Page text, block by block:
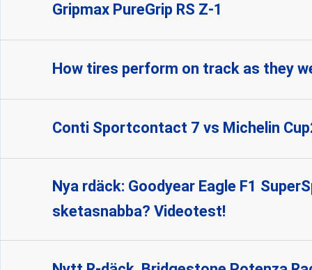
Gripmax PureGrip RS Z-1
How tires perform on track as they
Conti Sportcontact 7 vs Michelin
Nya rdäck: Goodyear Eagle F1
sketasnabba? Videotest!